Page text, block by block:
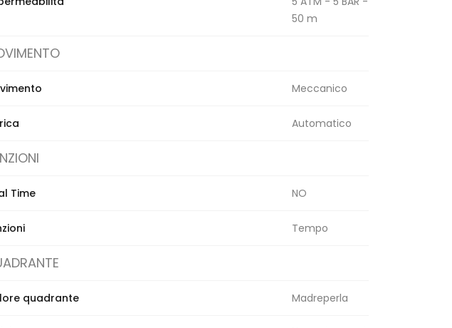
50 m
Meccanico
Automatico
Time NO
Tempo
quadrante Madreperla